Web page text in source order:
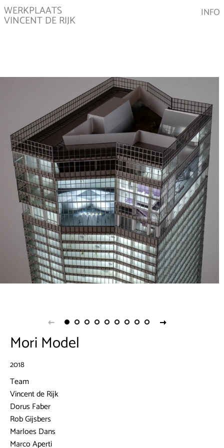
INFO
Mori Model
2018
Team
Vincent de Rijk
Dorus Faber
Rob Gijsbers
Marloes Dans
Marco Aperti
WERKPLAATS
VINCENT DE RIJK